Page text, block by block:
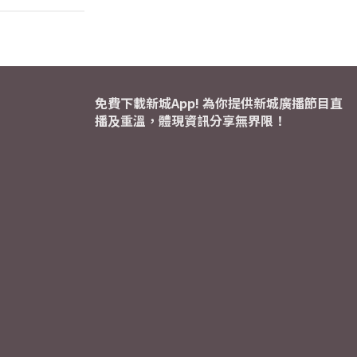
免費下載新城App! 為你提供新城廣播節目直
播及重溫，體現資訊分享無界限！